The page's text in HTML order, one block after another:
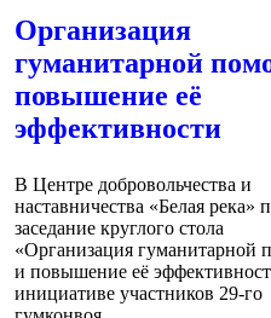
Организация
гуманитарной
повышение её
эффективности
В Центре добровольчества и
наставничества «Белая река»
заседание круглого стола
«Организация гуманитарной
и повышение её
инициативе участников 29-го